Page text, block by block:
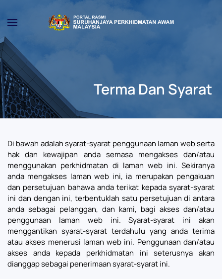
Skip to main content
Terma Dan Syarat
Di bawah adalah syarat-syarat penggunaan laman web serta
hak dan kewajipan anda semasa mengakses dan/atau
menggunakan perkhidmatan di laman web ini. Sekiranya
anda mengakses laman web ini, ia merupakan pengakuan
dan persetujuan bahawa anda terikat kepada syarat-syarat
ini dan dengan ini, terbentuklah satu persetujuan di antara
anda sebagai pelanggan, dan kami, bagi akses dan/atau
penggunaan laman web ini. Syarat-syarat ini akan
menggantikan syarat-syarat terdahulu yang anda terima
atau akses menerusi laman web ini. Penggunaan dan/atau
akses anda kepada perkhidmatan ini seterusnya akan
dianggap sebagai penerimaan syarat-syarat ini.